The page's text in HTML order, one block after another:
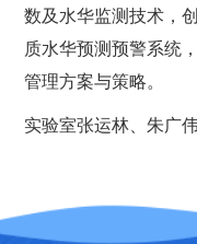
数及水华监测技术，
质水华预测预警系统
管理方案与策略。
实验室张运林、朱广